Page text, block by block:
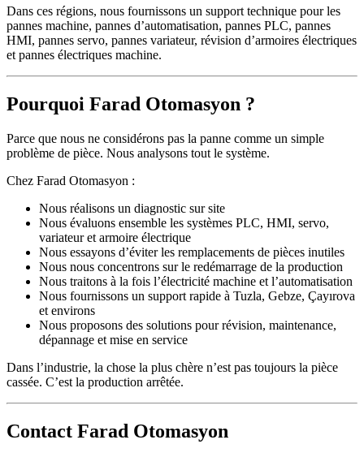
Dans ces régions, nous fournissons un support technique pour les
pannes machine, pannes d’automatisation, pannes PLC, pannes
HMI, pannes servo, pannes variateur, révision d’armoires électriques
et pannes électriques machine.
Pourquoi Farad Otomasyon ?
Parce que nous ne considérons pas la panne comme un simple
problème de pièce. Nous analysons tout le système.
Chez Farad Otomasyon :
Nous réalisons un diagnostic sur site
Nous évaluons ensemble les systèmes PLC, HMI, servo,
variateur et armoire électrique
Nous essayons d’éviter les remplacements de pièces inutiles
Nous nous concentrons sur le redémarrage de la production
Nous traitons à la fois l’électricité machine et l’automatisation
Nous fournissons un support rapide à Tuzla, Gebze, Çayırova
et environs
Nous proposons des solutions pour révision, maintenance,
dépannage et mise en service
Dans l’industrie, la chose la plus chère n’est pas toujours la pièce
cassée. C’est la production arrêtée.
Contact Farad Otomasyon